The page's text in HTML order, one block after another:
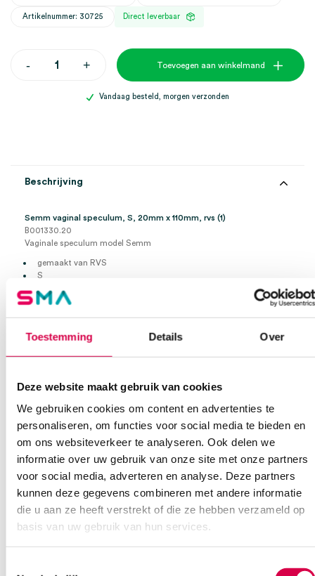
Toestemming Details Over
Deze website maakt gebruik van cookies
We gebruiken cookies om content en advertenties te
personaliseren, om functies voor social media te bieden en
om ons websiteverkeer te analyseren. Ook delen we
informatie over uw gebruik van onze site met onze partners
voor social media, adverteren en analyse. Deze partners
kunnen deze gegevens combineren met andere informatie
die u aan ze heeft verstrekt of die ze hebben verzameld op
basis van uw gebruik van hun services.
Artikelnummer: 30725 Direct leverbaar
- + Toevoegen aan winkelmand
Vandaag besteld, morgen verzonden
Beschrijving
Semm vaginal speculum, S, 20mm x 110mm, rvs (1)
B001330.20
Vaginale speculum model Semm
gemaakt van RVS
S
Maat S
Materiaal RVS
Model Semm
Steriel onsteriel
Er zijn nog geen beoordelingen.
Wees de eerste om “Semm vaginal speculum, S, 20mm x 110mm,
rvs (1)” te beoordelen
ingelogd zijn
Waarom Medische Artikelen?
Op voorraad? Vandaag besteld, vandaag verzonden
Vaste klanten, vaste korting
Geen klein order toeslag vanaf €75 bestelwaarde